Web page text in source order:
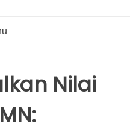
Nilai